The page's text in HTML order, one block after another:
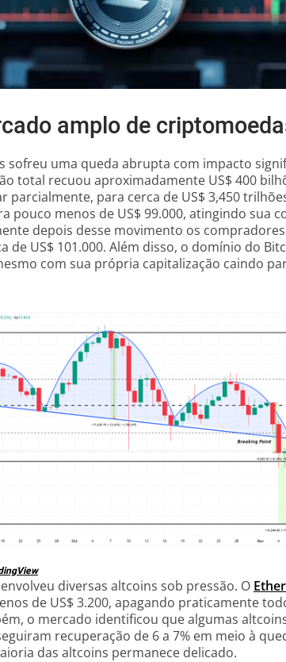
amplo de
sofreu uma queda abrupta com impacto
total recuou aproximadamente US$ 400
parcialmente, para cerca de US$ 3,450
pouco menos de US$ 99.000, atingindo sua
depois desse movimento os
de US$ 101.000. Além disso, o domínio do
com sua própria capitalização caindo
diversas altcoins sob pressão. O
de US$ 3.200, apagando praticamente
o mercado identificou que algumas
recuperação de 6 a 7% em meio à
das altcoins permanece delicado.